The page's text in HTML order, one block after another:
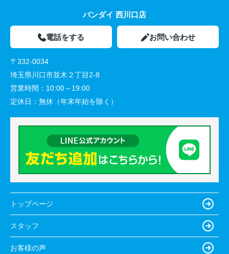
バンダイ 西川口店
電話をする お問い合わせ
〒332-0034
埼玉県川口市並木２丁目2-8
営業時間： 10:00～19:00
定休日： 無休（年末年始を除く）
トップページ
スタッフ
お客様の声